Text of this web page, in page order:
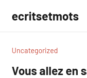
contenu
ecritsetmots
Uncategorized
Vous allez en